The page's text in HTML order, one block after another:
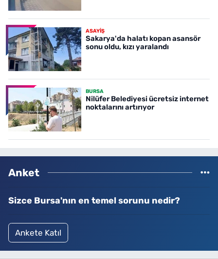
ASAYİŞ
Sakarya'da halatı kopan asansör
sonu oldu, kızı yaralandı
BURSA
Nilüfer Belediyesi ücretsiz internet
noktalarını artırıyor
Anket
Sizce Bursa'nın en temel sorunu nedir?
Ankete Katıl